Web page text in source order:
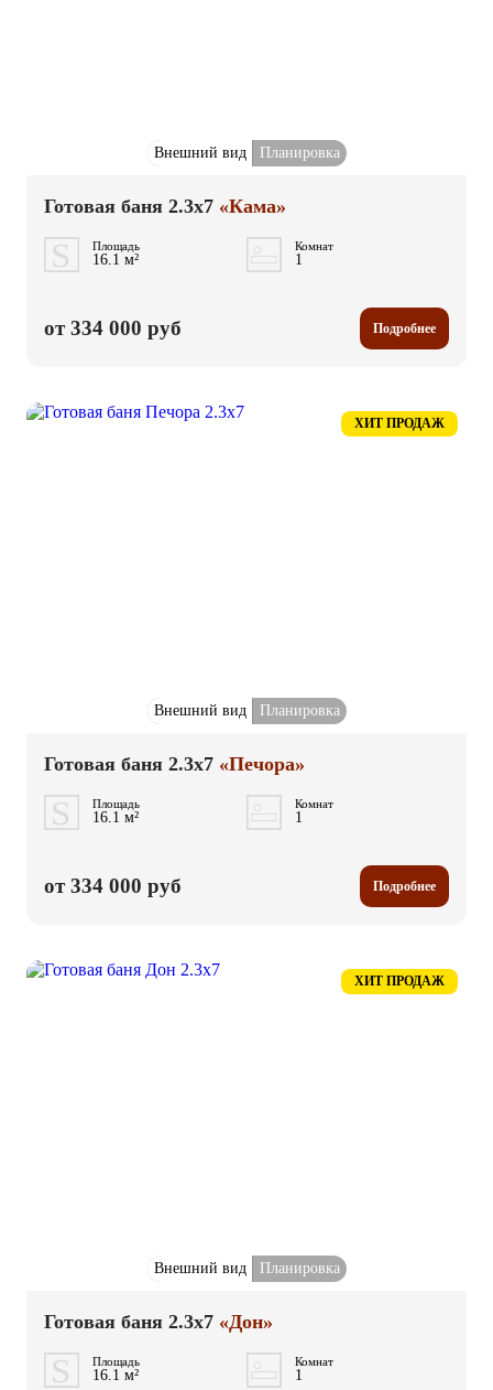
Внешний вид Планировка
Готовая баня 2.3x7 «Кама»
Площадь
16.1 м²
Комнат
1
от 334 000 руб Подробнее
ХИТ ПРОДАЖ
Внешний вид Планировка
Готовая баня 2.3x7 «Печора»
Площадь
16.1 м²
Комнат
1
от 334 000 руб Подробнее
ХИТ ПРОДАЖ
Внешний вид Планировка
Готовая баня 2.3x7 «Дон»
Площадь
16.1 м²
Комнат
1